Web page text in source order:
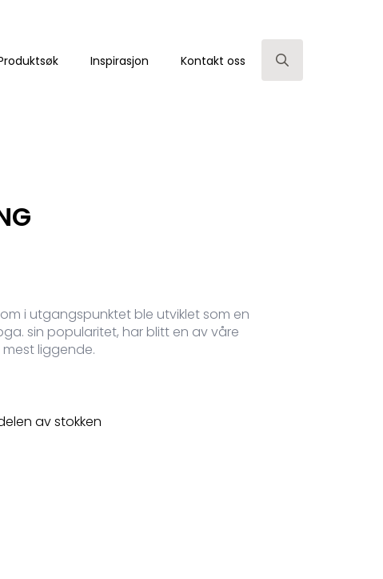
Inspirasjon Kontakt oss
som i utgangspunktet ble utviklet som en
sin popularitet, har blitt en av våre
liggende.
av stokken